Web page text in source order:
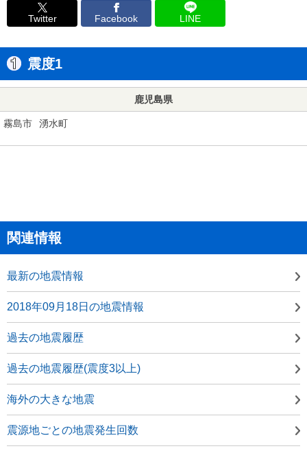
Twitter Facebook LINE
震度1
鹿児島県
霧島市 湧水町
関連情報
最新の地震情報
2018年09月18日の地震情報
過去の地震履歴
過去の地震履歴(震度3以上)
海外の大きな地震
震源地ごとの地震発生回数